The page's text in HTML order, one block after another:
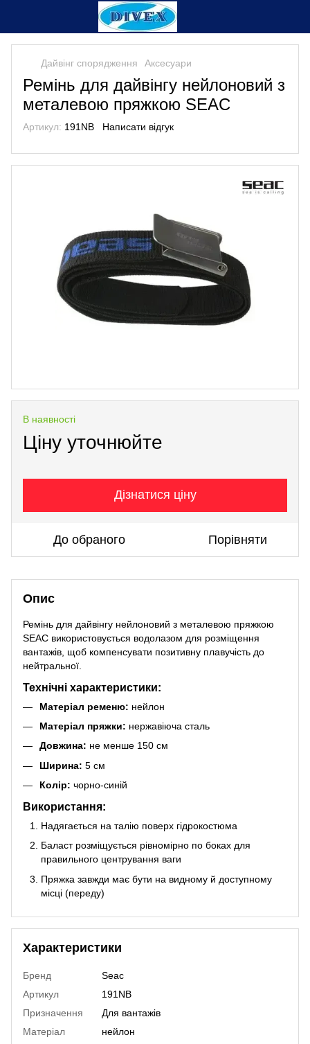
Дайвінг спорядження Аксесуари
Ремінь для дайвiнгу нейлоновий з
металевою пряжкою SEAC
Артикул: 191NB Написати відгук
В наявності
Ціну уточнюйте
Дізнатися ціну
До обраного Порівняти
Опис
Ремінь для дайвiнгу нейлоновий з металевою пряжкою
SEAC використовується водолазом для розміщення
вантажів, щоб компенсувати позитивну плавучість до
нейтральної.
Технічні характеристики:
Матеріал ременю: нейлон
Матеріал пряжки: нержавіюча сталь
Довжина: не менше 150 см
Ширина: 5 см
Колір: чорно-синій
Використання:
Надягається на талію поверх гідрокостюма
Баласт розміщується рівномірно по боках для
правильного центрування ваги
Пряжка завжди має бути на видному й доступному
місці (переду)
Характеристики
Бренд
Seac
Артикул
191NB
Призначення
Для вантажів
Матеріал
нейлон